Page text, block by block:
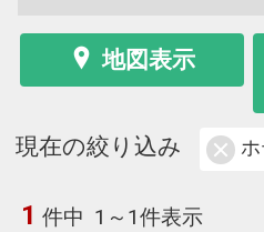
地図表示
現在の絞り込み
1 件中 1～1件表示